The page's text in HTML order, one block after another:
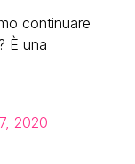
continuare
È una
2020